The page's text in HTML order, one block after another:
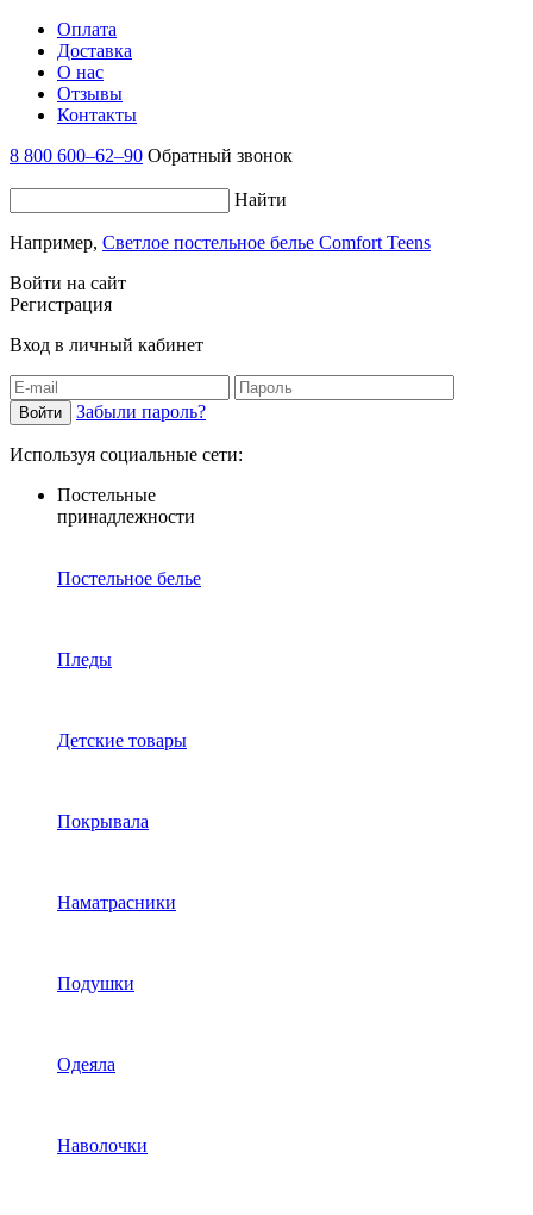
Оплата
Доставка
О нас
Отзывы
Контакты
8 800 600–62–90 Обратный звонок
Найти
Например, Светлое постельное белье Comfort Teens
Войти на сайт
Регистрация
Вход в личный кабинет
Забыли пароль?
Используя социальные сети:
Постельные
принадлежности
Постельное белье
Пледы
Детские товары
Покрывала
Наматрасники
Подушки
Одеяла
Наволочки